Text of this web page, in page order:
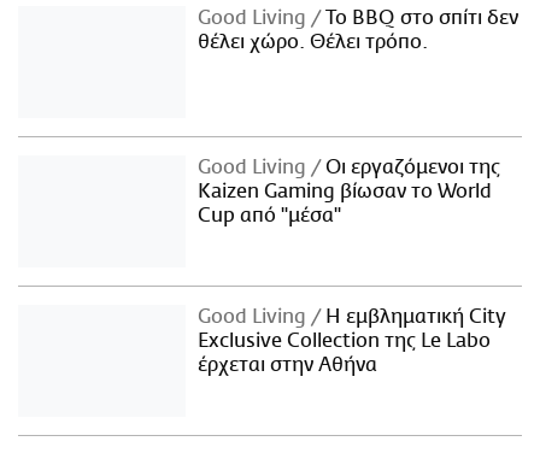
Good Living
Το BBQ στο σπίτι δεν
θέλει χώρο. Θέλει τρόπο.
Good Living
Οι εργαζόμενοι της
Kaizen Gaming βίωσαν το World
Cup από "μέσα"
Good Living
Η εμβληματική City
Exclusive Collection της Le Labo
έρχεται στην Αθήνα